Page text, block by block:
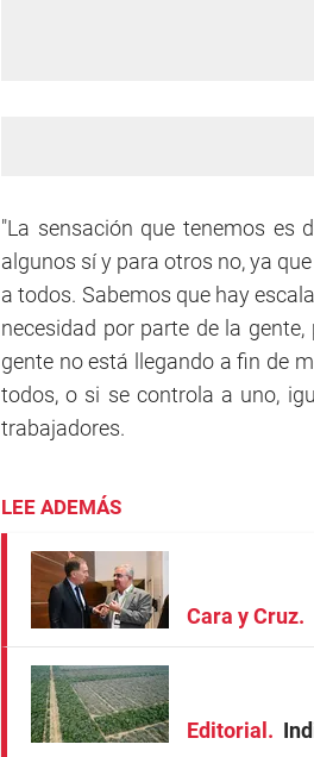
"La sensación que tenemos es
algunos sí y para otros no, ya
a todos. Sabemos que hay
necesidad por parte de la
gente no está llegando a fin de
todos, o si se controla a uno,
trabajadores.
LEE ADEMÁS
Cara y Cruz
Editorial